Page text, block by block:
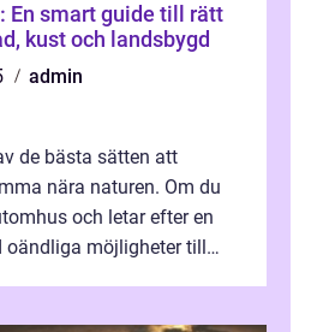
En smart guide till rätt
kust och landsbygd
admin
de bästa sätten att
nära naturen. Om du
och letar efter en
möjligheter till